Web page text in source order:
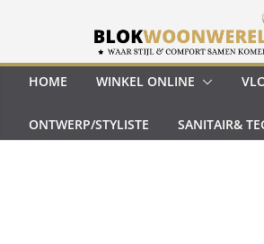
inhoudHOME WINKEL ONLINE
ONTWERP/STYLISTE SANITAIR&